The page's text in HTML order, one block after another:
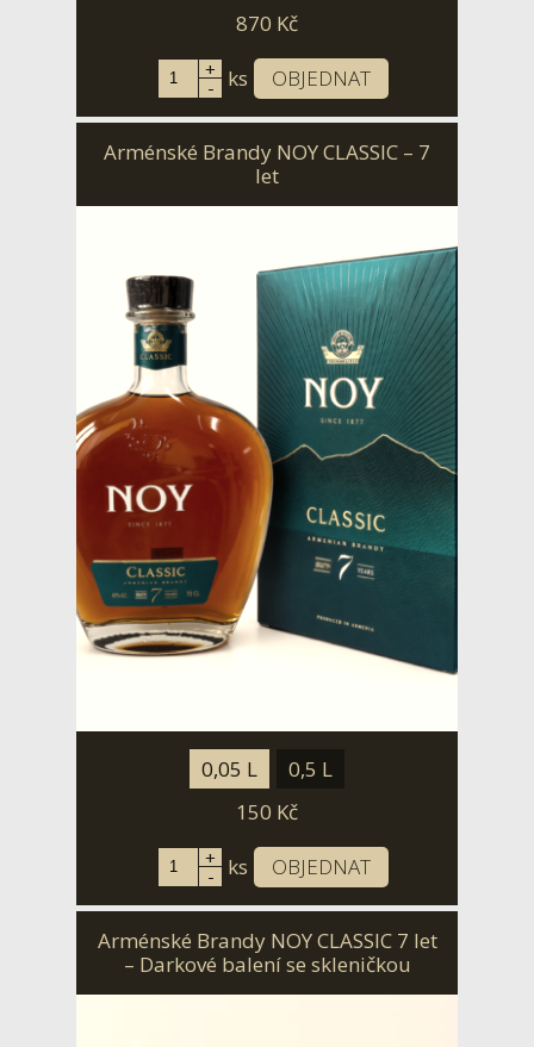
870 Kč
+
- ks OBJEDNAT
Arménské Brandy NOY CLASSIC – 7
let
0,05 L
0,5 L
150 Kč
+
- ks OBJEDNAT
Arménské Brandy NOY CLASSIC 7 let
– Darkové balení se skleničkou